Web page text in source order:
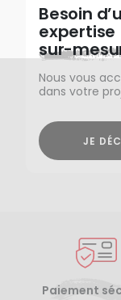
Besoin
expertise
sur-
Nous vous
dans votre
JE
Paiement